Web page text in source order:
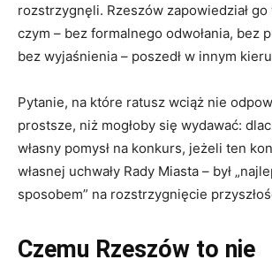
rozstrzygnęli. Rzeszów zapowiedział
czym – bez formalnego odwołania, bez
bez wyjaśnienia – poszedł w innym
Pytanie, na które ratusz wciąż nie
prostsze, niż mogłoby się wydawać:
własny pomysł na konkurs, jeżeli ten
własnej uchwały Rady Miasta – był
sposobem” na rozstrzygnięcie
Czemu Rzeszów to nie